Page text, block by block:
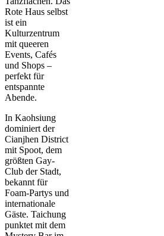
Rote Haus selbst
ist ein
Kulturzentrum
mit queeren
Events, Cafés
und Shops –
perfekt für
entspannte
Abende.
In Kaohsiung
dominiert der
Cianjhen District
mit Spoot, dem
größten Gay-
Club der Stadt,
bekannt für
Foam-Partys und
internationale
Gäste. Taichung
punktet mit dem